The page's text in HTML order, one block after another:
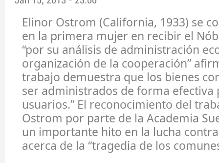
Elinor Ostrom (California, 1933) se
en la primera mujer en recibir el
“por su análisis de administración
organización de la cooperación”
trabajo demuestra que los bienes
ser administrados de forma
usuarios.” El reconocimiento del
Ostrom por parte de la Academia
un importante hito en la lucha
acerca de la “tragedia de los